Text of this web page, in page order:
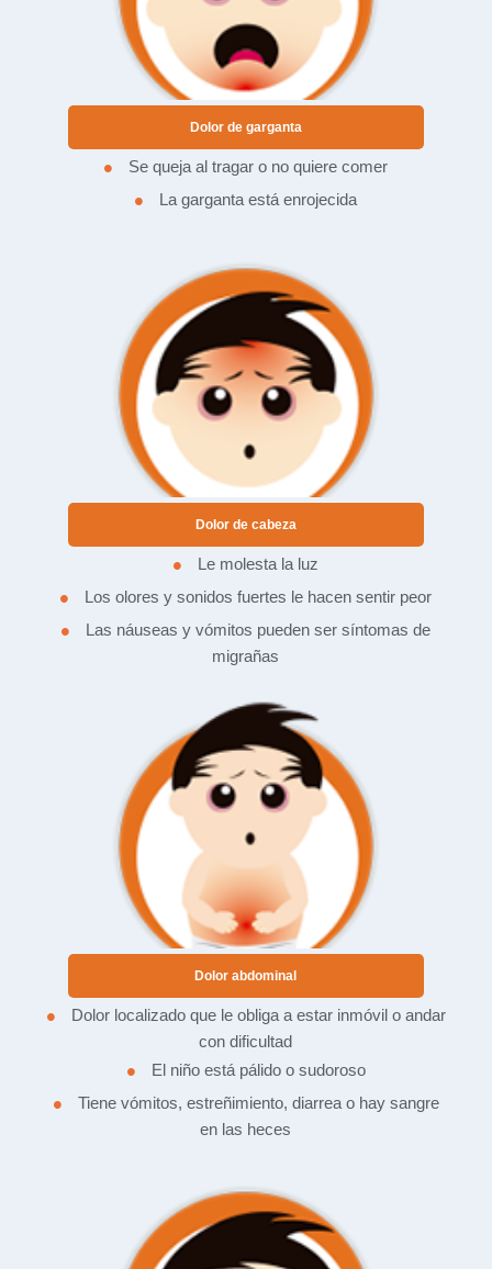
Dolor de garganta
• Se queja al tragar o no quiere comer
• La garganta está enrojecida
Dolor de cabeza
• Le molesta la luz
• Los olores y sonidos fuertes le hacen sentir peor
•
Las náuseas y vómitos pueden ser síntomas de
migrañas
Dolor abdominal
•
Dolor localizado que le obliga a estar inmóvil o andar
con dificultad
• El niño está pálido o sudoroso
•
Tiene vómitos, estreñimiento, diarrea o hay sangre
en las heces